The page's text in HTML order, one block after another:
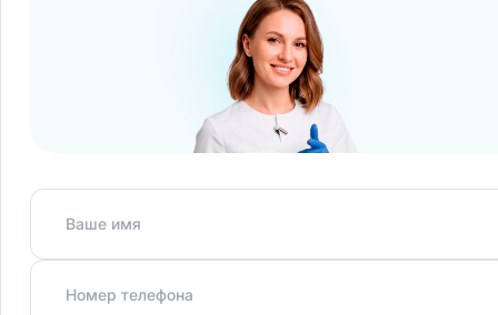
Ваше имя
Номер телефона